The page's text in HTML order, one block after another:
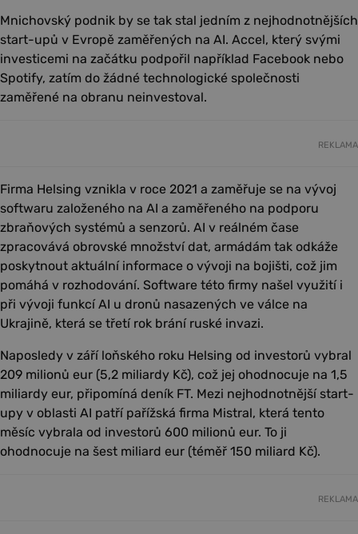
Mnichovský podnik by se tak stal jedním z nejhodnotnějších
start-upů v Evropě zaměřených na AI. Accel, který svými
investicemi na začátku podpořil například Facebook nebo
Spotify, zatím do žádné technologické společnosti
zaměřené na obranu neinvestoval.
REKLAMA
Firma Helsing vznikla v roce 2021 a zaměřuje se na vývoj
softwaru založeného na AI a zaměřeného na podporu
zbraňových systémů a senzorů. AI v reálném čase
zpracovává obrovské množství dat, armádám tak odkáže
poskytnout aktuální informace o vývoji na bojišti, což jim
pomáhá v rozhodování. Software této firmy našel využití i
při vývoji funkcí AI u dronů nasazených ve válce na
Ukrajině, která se třetí rok brání ruské invazi.
Naposledy v září loňského roku Helsing od investorů vybral
209 milionů eur (5,2 miliardy Kč), což jej ohodnocuje na 1,5
miliardy eur, připomíná deník FT. Mezi nejhodnotnější start-
upy v oblasti AI patří pařížská firma Mistral, která tento
měsíc vybrala od investorů 600 milionů eur. To ji
ohodnocuje na šest miliard eur (téměř 150 miliard Kč).
REKLAMA